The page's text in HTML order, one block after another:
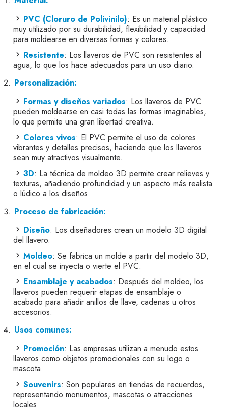
PVC (Cloruro de Polivinilo): Es un material plástico
muy utilizado por su durabilidad, flexibilidad y capacidad
para moldearse en diversas formas y colores.
Resistente: Los llaveros de PVC son resistentes al
agua, lo que los hace adecuados para un uso diario.
Personalización:
Formas y diseños variados: Los llaveros de PVC
pueden moldearse en casi todas las formas imaginables,
lo que permite una gran libertad creativa.
Colores vivos: El PVC permite el uso de colores
vibrantes y detalles precisos, haciendo que los llaveros
sean muy atractivos visualmente.
3D: La técnica de moldeo 3D permite crear relieves y
texturas, añadiendo profundidad y un aspecto más realista
o lúdico a los diseños.
Proceso de fabricación:
Diseño: Los diseñadores crean un modelo 3D digital
del llavero.
Moldeo: Se fabrica un molde a partir del modelo 3D,
en el cual se inyecta o vierte el PVC.
Ensamblaje y acabados: Después del moldeo, los
llaveros pueden requerir etapas de ensamblaje o
acabado para añadir anillos de llave, cadenas u otros
accesorios.
Usos comunes:
Promoción: Las empresas utilizan a menudo estos
llaveros como objetos promocionales con su logo o
mascota.
Souvenirs: Son populares en tiendas de recuerdos,
representando monumentos, mascotas o atracciones
locales.